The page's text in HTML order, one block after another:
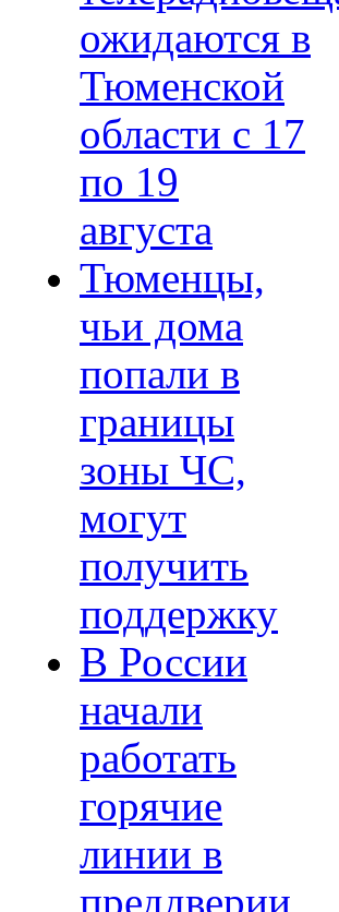
ожидаются в
Тюменской
области с 17
по 19
августа
Тюменцы,
чьи дома
попали в
границы
зоны ЧС,
могут
получить
поддержку
В России
начали
работать
горячие
линии в
преддверии